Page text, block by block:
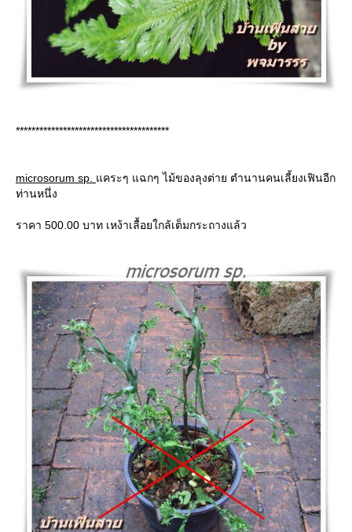
***************************************
microsorum sp. คระๆ แฉกๆ ไม้ของลุงต่าย ตำนานคนเลี้ยงเฟินอีก
ท่านหนึ่ง
ราคา 500.00 บาท เหง้าเลื้อยใกล้เต็มกระถางแล้ว